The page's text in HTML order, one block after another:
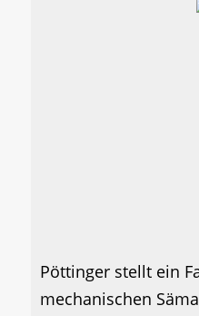
Pöttinger stellt ein
mechanischen